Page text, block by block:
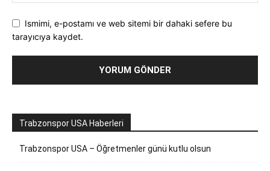
Ismimi, e-postamı ve web sitemi bir dahaki sefere bu
tarayıcıya kaydet.
Trabzonspor USA Haberleri
Trabzonspor USA – Öğretmenler günü kutlu olsun